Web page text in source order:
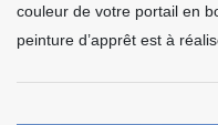
couleur de votre portail en
peinture d’apprêt est à